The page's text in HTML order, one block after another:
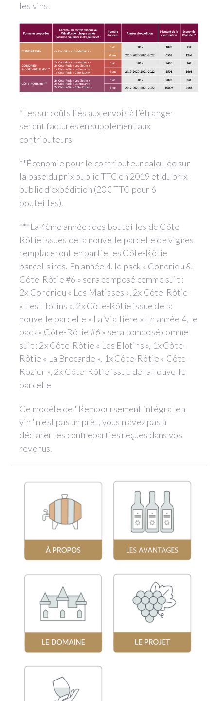
les vins.
*Les surcoûts liés aux envois à l’étranger
seront facturés en supplément aux
contributeurs
**Économie pour le contributeur calculée sur
la base du prix public TTC en 2019 et du prix
public d’expédition (20€ TTC pour 6
bouteilles).
***La 4ème année : des bouteilles de Côte-
Rôtie issues de la nouvelle parcelle de vignes
remplaceront en partie les Côte-Rôtie
parcellaires. En année 4, le pack « Condrieu &
Côte-Rôtie #6 » sera composé comme suit :
2x Condrieu « Les Matisses », 2x Côte-Rôtie
« Les Elotins », 2x Côte-Rôtie issue de la
nouvelle parcelle « La Viallière » En année 4, le
pack « Côte-Rôtie #6 » sera composé comme
suit : 2x Côte-Rôtie « Les Elotins », 1x Côte-
Rôtie « La Brocarde », 1x Côte-Rôtie « Côte-
Rozier », 2x Côte-Rôtie issue de la nouvelle
parcelle
Ce modèle de "Remboursement intégral en
vin" n'est pas un prêt, vous n'avez pas à
déclarer les contreparties reçues dans vos
revenus.